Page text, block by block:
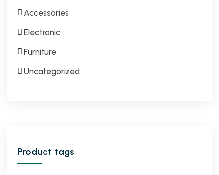
Accessories
Electronic
Furniture
Uncategorized
Product tags